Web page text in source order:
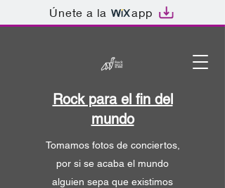
Únete a la app
Tomamos fotos de conciertos,
por si se acaba el mundo
alguien sepa que existimos
Rock para el fin del
mundo